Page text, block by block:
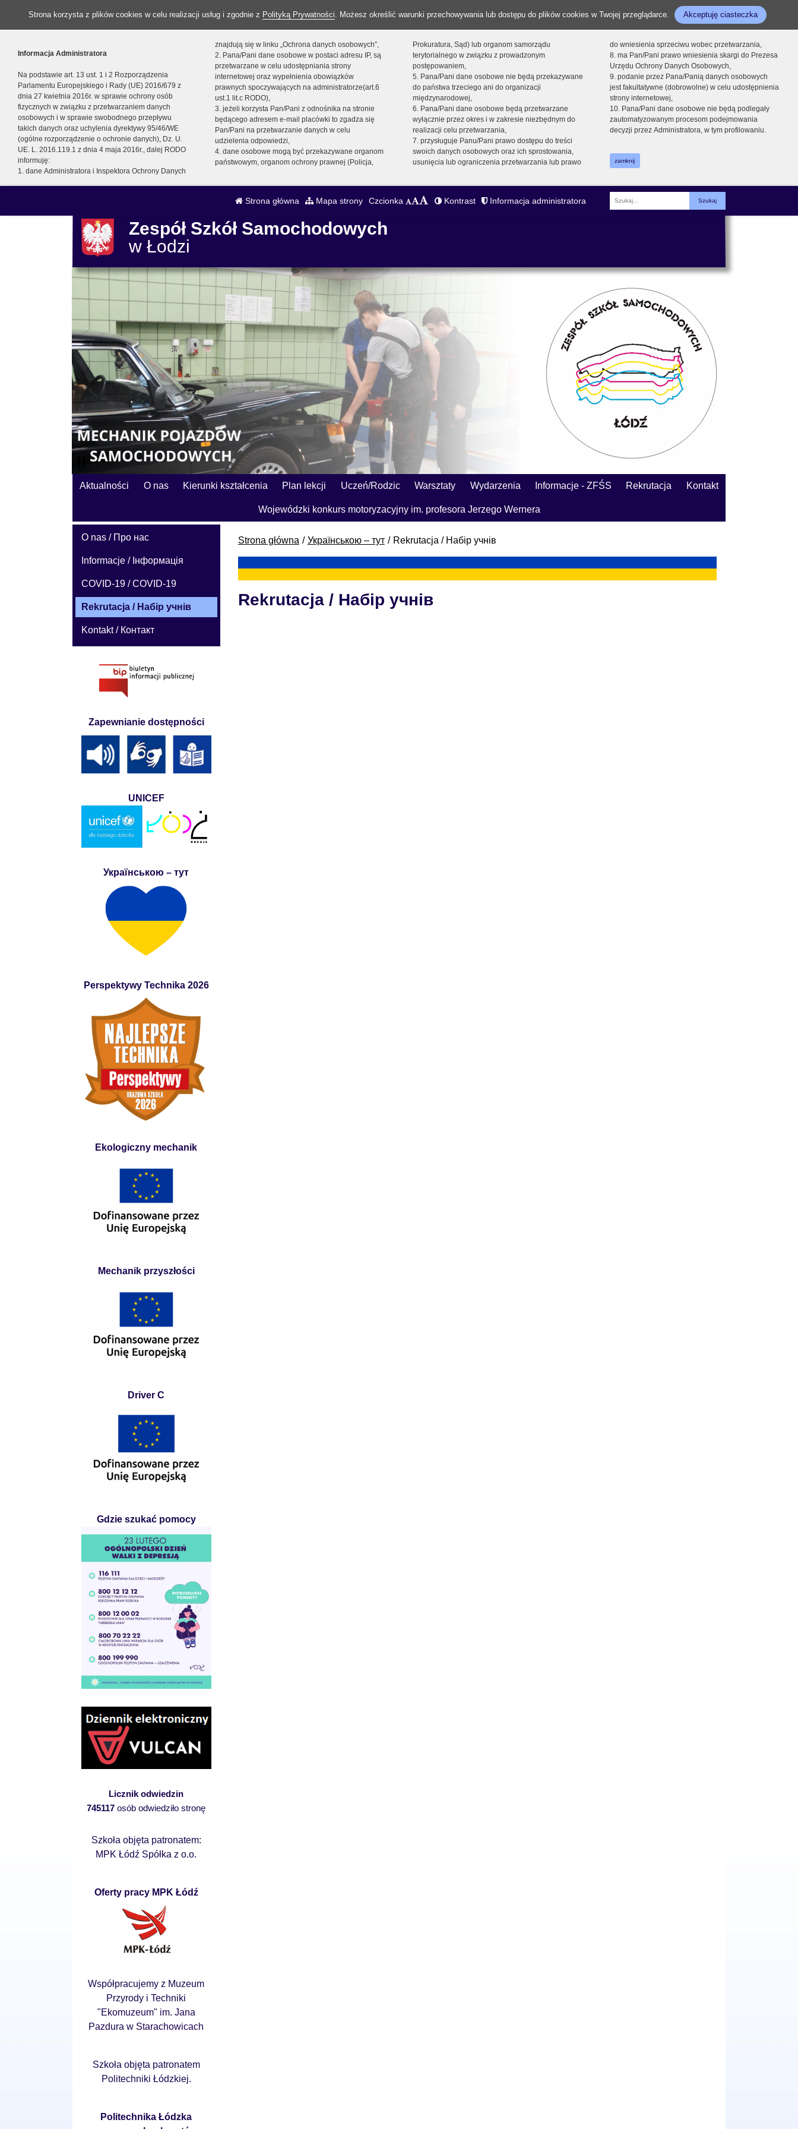
Strona korzysta z plików cookies w celu realizacji usług i zgodnie z Polityką Prywatności. Możesz określić warunki przechowywania lub dostępu do plików cookies w Twojej przeglądarce. Akceptuję ciasteczka
Informacja Administratora
Na podstawie art. 13 ust. 1 i 2 Rozporządzenia
Parlamentu Europejskiego i Rady (UE) 2016/679 z
dnia 27 kwietnia 2016r. w sprawie ochrony osób
fizycznych w związku z przetwarzaniem danych
osobowych i w sprawie swobodnego przepływu
takich danych oraz uchylenia dyrektywy 95/46/WE
(ogólne rozporządzenie o ochronie danych), Dz. U.
UE. L. 2016.119.1 z dnia 4 maja 2016r., dalej RODO
informuję:
1. dane Administratora i Inspektora Ochrony Danych
znajdują się w linku „Ochrona danych osobowych”,
2. Pana/Pani dane osobowe w postaci adresu IP, są
przetwarzane w celu udostępniania strony
internetowej oraz wypełnienia obowiązków
prawnych spoczywających na administratorze(art.6
ust.1 lit.c RODO),
3. jeżeli korzysta Pan/Pani z odnośnika na stronie
będącego adresem e-mail placówki to zgadza się
Pan/Pani na przetwarzanie danych w celu
udzielenia odpowiedzi,
4. dane osobowe mogą być przekazywane organom
państwowym, organom ochrony prawnej (Policja,
Prokuratura, Sąd) lub organom samorządu
terytorialnego w związku z prowadzonym
postępowaniem,
5. Pana/Pani dane osobowe nie będą przekazywane
do państwa trzeciego ani do organizacji
międzynarodowej,
6. Pana/Pani dane osobowe będą przetwarzane
wyłącznie przez okres i w zakresie niezbędnym do
realizacji celu przetwarzania,
7. przysługuje Panu/Pani prawo dostępu do treści
swoich danych osobowych oraz ich sprostowania,
usunięcia lub ograniczenia przetwarzania lub prawo
do wniesienia sprzeciwu wobec przetwarzania,
8. ma Pan/Pani prawo wniesienia skargi do Prezesa
Urzędu Ochrony Danych Osobowych,
9. podanie przez Pana/Panią danych osobowych
jest fakultatywne (dobrowolne) w celu udostępnienia
strony internetowej,
10. Pana/Pani dane osobowe nie będą podlegały
zautomatyzowanym procesom podejmowania
decyzji przez Administratora, w tym profilowaniu.
zamknij
Strona główna Mapa strony Czcionka Kontrast Informacja administratora
Fraza
Zespół Szkół Samochodowych
w Łodzi
Aktualności O nas Kierunki kształcenia Plan lekcji Uczeń/Rodzic Warsztaty Wydarzenia Informacje - ZFŚS Rekrutacja Kontakt
Wojewódzki konkurs motoryzacyjny im. profesora Jerzego Wernera
Strona główna Українською – тут Rekrutacja / Набір учнів
Rekrutacja / Набір учнів
O nas / Про нас
Informacje / Інформація
COVID-19 / COVID-19
Rekrutacja / Набір учнів
Kontakt / Контакт
Zapewnianie dostępności
UNICEF
Українською – тут
Perspektywy Technika 2026
Ekologiczny mechanik
Mechanik przyszłości
Driver C
Gdzie szukać pomocy
Licznik odwiedzin
745117 osób odwiedziło stronę
Szkoła objęta patronatem:
MPK Łódź Spółka z o.o.
Oferty pracy MPK Łódź
Współpracujemy z Muzeum
Przyrody i Techniki
"Ekomuzeum" im. Jana
Pazdura w Starachowicach
Szkoła objęta patronatem
Politechniki Łódzkiej.
Politechnika Łódzka